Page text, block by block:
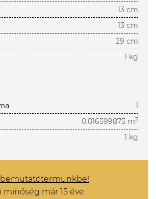
13 cm
13 cm
29 cm
1 kg
1
0.016599875 m3
1 kg
bemutatótermünkbe!
minőség már 15 éve